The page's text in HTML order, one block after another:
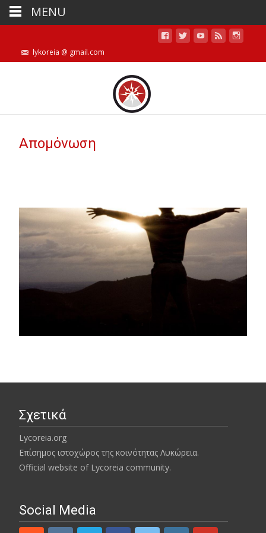
lykoreia @ gmail.com
Απομόνωση
Σχετικά
Lycoreia.org
Επίσημος ιστοχώρος της κοινότητας Λυκώρεια.
Official website of Lycoreia community.
Social Media
MENU